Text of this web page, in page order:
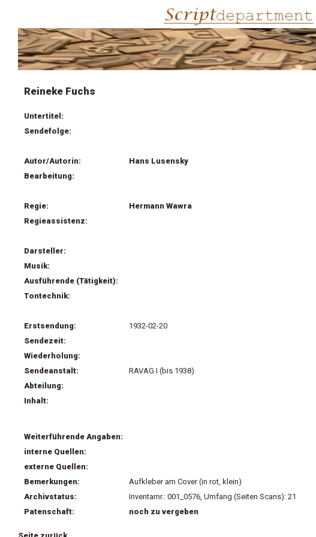
Reineke Fuchs
Untertitel:
Sendefolge:
Autor/Autorin:
Hans Lusensky
Bearbeitung:
Regie:
Hermann Wawra
Regieassistenz:
Darsteller:
Musik:
Ausführende (Tätigkeit):
Tontechnik:
Erstsendung:
1932-02-20
Sendezeit:
Wiederholung:
Sendeanstalt:
RAVAG I (bis 1938)
Abteilung:
Inhalt:
Weiterführende Angaben:
interne Quellen:
externe Quellen:
Bemerkungen:
Aufkleber am Cover (in rot, klein)
Archivstatus:
Inventarnr.: 001_0576, Umfang (Seiten Scans): 21
Patenschaft:
noch zu vergeben